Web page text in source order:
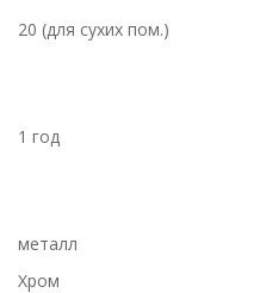
20 (для сухих пом.)
1 год
металл
Хром